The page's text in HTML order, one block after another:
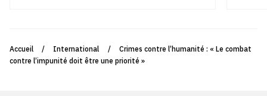
Accueil / International /
Crimes contre l’humanité : « Le combat
contre l’impunité doit être une priorité »